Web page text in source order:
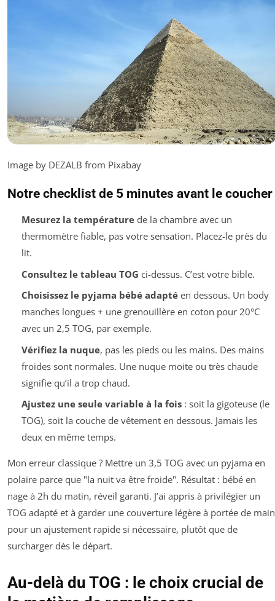
Image by DEZALB from Pixabay
Notre checklist de 5 minutes avant le coucher
Mesurez la températurede la chambre avec un
thermomètre fiable, pas votre sensation. Placez-le près du
lit.
Consultez le tableau TOG ci-dessus. C’est votre bible.
Choisissez le pyjama bébéadaptéen dessous. Un body
manches longues + une grenouillère en coton pour 20°C
avec un 2,5 TOG, par exemple.
Vérifiez la nuque, pas les pieds ou les mains. Des mains
froides sont normales. Une nuque moite ou très chaude
signifie qu’il a trop chaud.
Ajustez une seule variable à la fois: soit la gigoteuse (le
TOG), soit la couche de vêtement en dessous. Jamais les
deux en même temps.
Mon erreur classique ? Mettre un 3,5 TOG avec un pyjama en
polaire parce que "la nuit va être froide". Résultat : bébé en
nage à 2h du matin, réveil garanti. J’ai appris à privilégier un
TOG adapté et à garder une couverture légère à portée de main
pour un ajustement rapide si nécessaire, plutôt que de
surcharger dès le départ.
Au-delà du TOG : le choix crucial de